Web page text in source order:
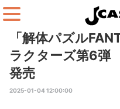
「解体パズル
ラクターズ第6弾
発売
2025-01-04 12:00:00